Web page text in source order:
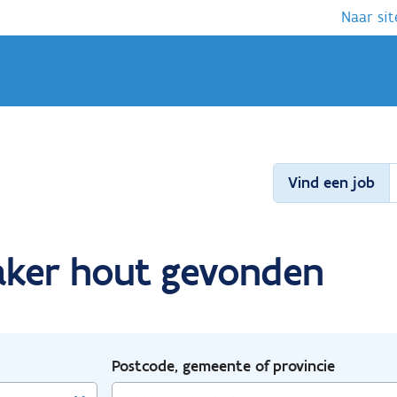
Naar
Vind een job
hout gevonden
Postcode, gemeente of provincie